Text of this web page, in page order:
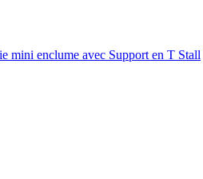
mini enclume avec Support en T Stall